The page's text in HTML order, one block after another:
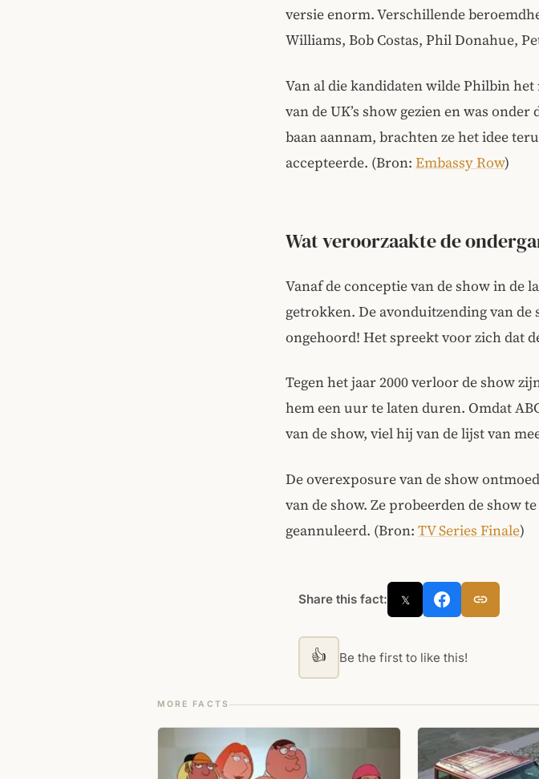
versie enorm. Verschillende
Williams, Bob Costas, Phil Donahue,
Van al die kandidaten wilde Philbin
van de UK’s show gezien en was
baan aannam, brachten ze het idee
accepteerde. (Bron: Embassy Row)
Wat veroorzaakte de
Vanaf de conceptie van de show in de
getrokken. De avonduitzending van
ongehoord! Het spreekt voor zich dat
Tegen het jaar 2000 verloor de show
hem een uur te laten duren. Omdat
van de show, viel hij van de lijst van
De overexposure van de show
van de show. Ze probeerden de show
geannuleerd. (Bron: TV Series Finale)
Share this fact: 𝕏
👍 Be the first to like this!
MORE FACTS